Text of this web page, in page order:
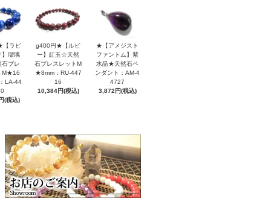
【ラピ
】瑠璃
ブレ
M★16
LA-44
(税込)
g400円★【ルビ
ー】紅玉☆天然
石ブレスレットM
★8mm：RU-447
16
10,384円(税込)
★【アメジスト
ファントム】紫
水晶★天然石ペ
ンダント：AM-4
4727
3,872円(税込)